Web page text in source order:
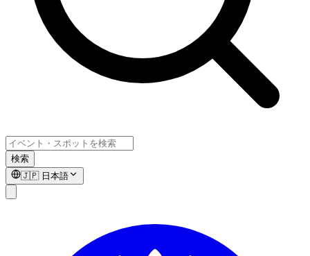
検索
🇯🇵 日本語